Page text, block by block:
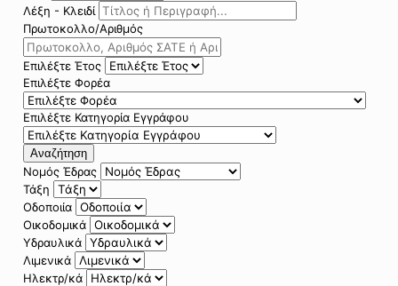
Λέξη - Κλειδί
Πρωτοκολλο/Αριθμός
Επιλέξτε Έτος
Επιλέξτε Φορέα
Επιλέξτε Κατηγορία Εγγράφου
Αναζήτηση
Νομός Έδρας
Τάξη
Οδοποιία
Οικοδομικά
Υδραυλικά
Λιμενικά
Ηλεκτρ/κά